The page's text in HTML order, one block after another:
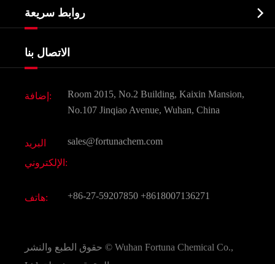
البيوكيميائية
Agrochemicals و الوسطيات
مكونات مستحضرات التجميل
النكهات و عطور
الكيميائية CAS
جميع المواد الكيميائية غرامة
شهادات و مصنع تظهر
شركة التاريخ
روابط سريعة 
الاتصال بنا
إضافة:
Room 2015, No.2 Building, Kaixin Mansion,
No.107 Jinqiao Avenue, Wuhan, China
البريد
الإلكتروني:
sales@fortunachem.com
هاتف: +86-27-59207850 +8618007136271
حقوق الطبع والنشر © Wuhan Fortuna Chemical Co.,